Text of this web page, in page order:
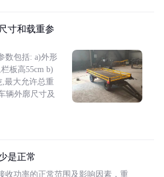
寸和载重参
数包括: a)外形
板高55cm b)
,最大允许总重
辆外廓尺寸及
是正常
收功率的正常范围及影响因素，重